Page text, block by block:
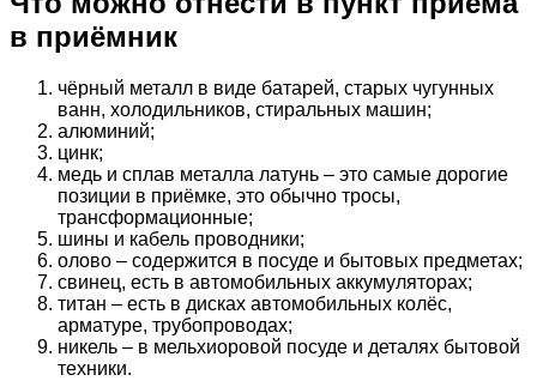
в приёмник
чёрный металл в виде батарей, старых чугунных
ванн, холодильников, стиральных машин;
алюминий;
цинк;
медь и сплав металла латунь – это самые дорогие
позиции в приёмке, это обычно тросы,
трансформационные;
шины и кабель проводники;
олово – содержится в посуде и бытовых предметах;
свинец, есть в автомобильных аккумуляторах;
титан – есть в дисках автомобильных колёс,
арматуре, трубопроводах;
никель – в мельхиоровой посуде и деталях бытовой
техники.